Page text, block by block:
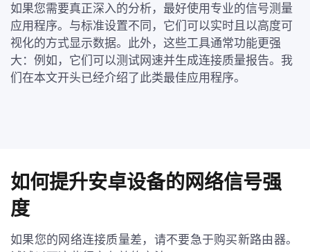
如果您需要真正深入的分析，最好使用专业的信号测量
应用程序。与标准设置不同，它们可以实时且以高度可
视化的方式显示数据。此外，这些工具通常功能更强
大：例如，它们可以测试网速并生成连接质量报告。我
们在本文开头已经介绍了此类最佳应用程序。
如何提升安卓设备的网络信号强
度
如果您的网络连接质量差，请不要急于购买新路由器。